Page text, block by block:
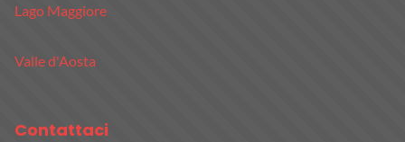
Lago Maggiore
Valle d'Aosta
Contattaci